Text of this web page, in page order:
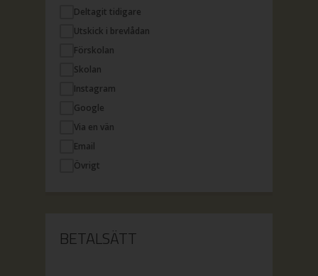
Deltagit tidigare
Utskick i brevlådan
Förskolan
Skolan
Instagram
Google
Via en vän
Email
Övrigt
BETALSÄTT